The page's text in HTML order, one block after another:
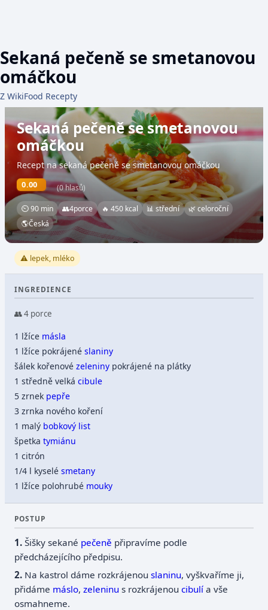
Sekaná pečeně se smetanovou
omáčkou
Z WikiFood Recepty
Sekaná pečeně se smetanovou
omáčkou
Recept na sekaná pečeně se smetanovou omáčkou
0.00 (0 hlasů)
⏲ 90 min 👥4porce 🔥 450 kcal 📊 střední
🌿 celoroční
🌎Česká
⚠️ lepek, mléko
INGREDIENCE
👥 4 porce
1 lžíce másla
1 lžíce pokrájenéslaniny
šálek kořenovézeleniny pokrájené na plátky
1 středně velkácibule
5 zrnek pepře
3 zrnka nového koření
1 malý bobkový list
špetkatymiánu
1 citrón
1/4 l kyselésmetany
1 lžíce polohrubé mouky
POSTUP
Šišky sekané pečeně připravíme podle
předcházejícího předpisu.
Na kastrol dáme rozkrájenouslaninu, vyškvaříme ji,
přidáme máslo,zeleninu s rozkrájenoucibulí a vše
osmahneme.